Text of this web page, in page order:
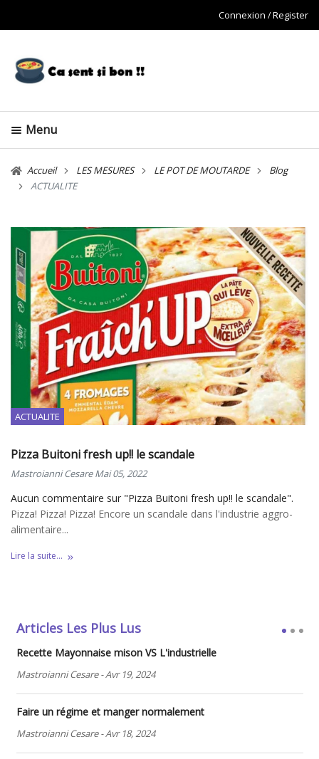
Connexion Register
Menu
Accueil LES MESURES LE POT DE MOUTARDE
Blog
ACTUALITE
ACTUALITE
Pizza Buitoni fresh up!! le scandale
Mastroianni Cesare Mai 05, 2022
Aucun commentaire sur "Pizza Buitoni fresh up!! le scandale".
Pizza! Pizza! Pizza! Encore un scandale dans l'industrie aggro-
alimentaire...
Lire la suite...
Articles Les Plus Lus
Recette Mayonnaise mison VS L'industrielle
Mastroianni Cesare-Avr 19, 2024
Faire un régime et manger normalement
Mastroianni Cesare-Avr 18, 2024